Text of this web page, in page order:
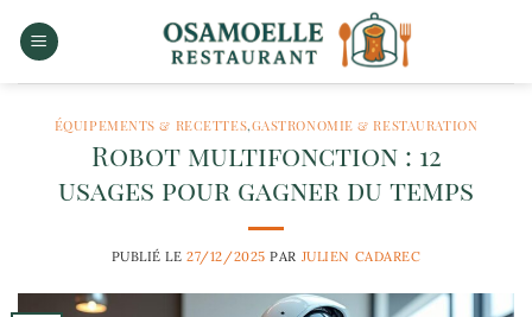
ÉQUIPEMENTS & RECETTES,GASTRONOMIE & RESTAURATION
Robot multifonction : 12
usages pour gagner du temps
PUBLIÉ LE27/12/2025 PAR JULIEN CADAREC